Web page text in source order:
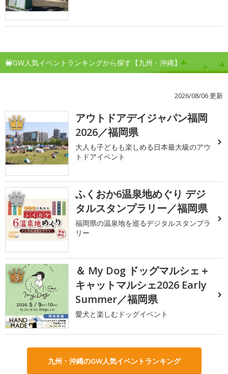
GW人気イベントランキングから探す【九州・沖縄】
2026/08/06 更新
1
アウトドアデイジャパン福岡
2026／福岡県
大人も子どもも楽しめる日本最大級のアウ
トドアイベント
2
ふくおか6温泉地めぐり デジ
タルスタンプラリー／福岡県
福岡県の温泉地を巡るデジタルスタンプラ
リー
3
＆ My Dog ドッグマルシェ＋
キャットマルシェ2026 Early
Summer／福岡県
愛犬と楽しむドッグイベント
九州・沖縄のGW人気イベントランキング